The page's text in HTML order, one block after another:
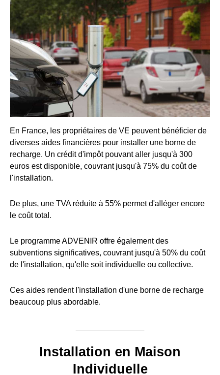
En France, les propriétaires de VE peuvent bénéficier de
diverses aides financières pour installer une borne de
recharge. Un crédit d'impôt pouvant aller jusqu'à 300
euros est disponible, couvrant jusqu'à 75% du coût de
l'installation.
De plus, une TVA réduite à 55% permet d'alléger encore
le coût total.
Le programme ADVENIR offre également des
subventions significatives, couvrant jusqu'à 50% du coût
de l'installation, qu'elle soit individuelle ou collective.
Ces aides rendent l'installation d'une borne de recharge
beaucoup plus abordable.
Installation en Maison
Individuelle